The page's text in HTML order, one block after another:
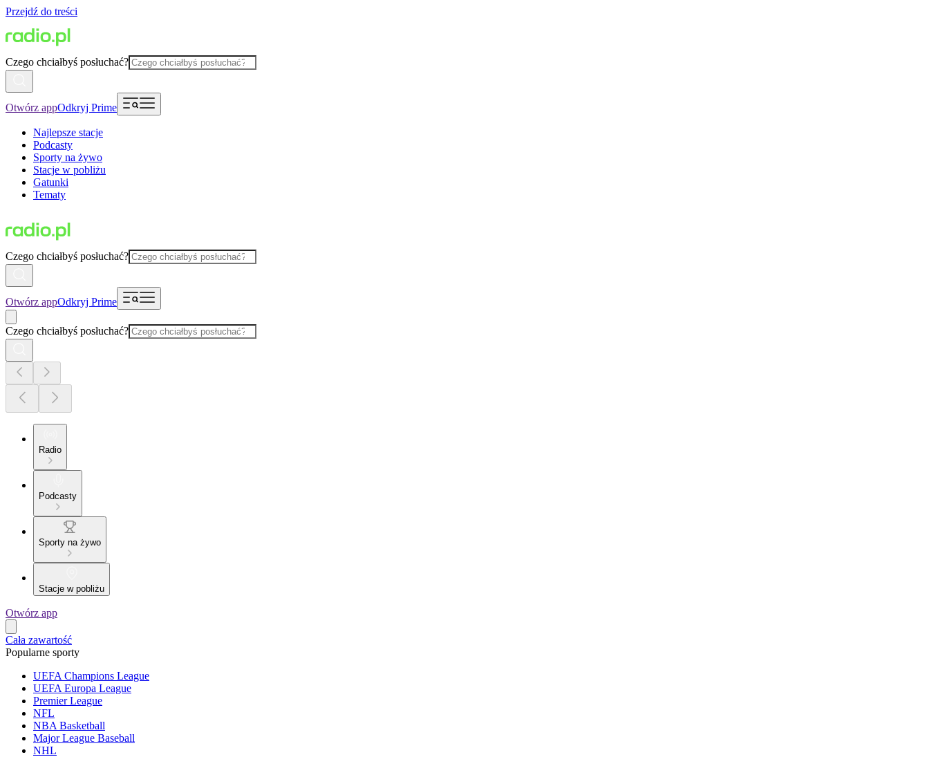
Przejdź do treści
Czego chciałbyś posłuchać?
Otwórz appOdkryj Prime
Najlepsze stacje
Podcasty
Sporty na żywo
Stacje w pobliżu
Gatunki
Tematy
Czego chciałbyś posłuchać?
Otwórz appOdkryj Prime
Czego chciałbyś posłuchać?
Radio
Podcasty
Sporty na żywo
Stacje w pobliżu
Otwórz app
Cała zawartość
Popularne sporty
UEFA Champions League
UEFA Europa League
Premier League
NFL
NBA Basketball
Major League Baseball
NHL